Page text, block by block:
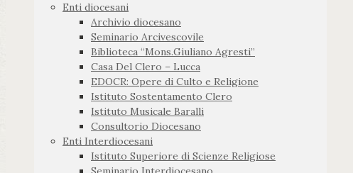
Enti diocesani
Archivio diocesano
Seminario Arcivescovile
Biblioteca “Mons.Giuliano Agresti”
Casa Del Clero – Lucca
EDOCR: Opere di Culto e Religione
Istituto Sostentamento Clero
Istituto Musicale Baralli
Consultorio Diocesano
Enti Interdiocesani
Istituto Superiore di Scienze Religiose